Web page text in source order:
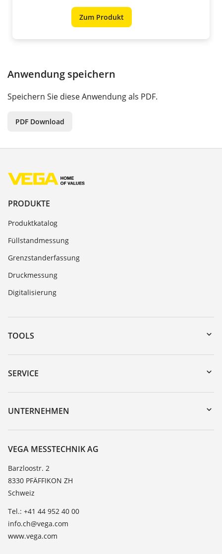
Zum Produkt
Anwendung speichern
Speichern Sie diese Anwendung als PDF.
PDF Download
PRODUKTE
Produktkatalog
Füllstandmessung
Grenzstanderfassung
Druckmessung
Digitalisierung
TOOLS
Download-Center
Gerätesuche (Seriennummer)
DTM Collection/PACTware
SERVICE
Geräterücksendung
Trainings
TeamViewer
UNTERNEHMEN
Über VEGA
Kontakt
News
Presse
Blog
VEGA MESSTECHNIK AG
Barzloostr. 2
8330 PFÄFFIKON ZH
Schweiz
Tel.: +41 44 952 40 00
info.ch@vega.com
www.vega.com